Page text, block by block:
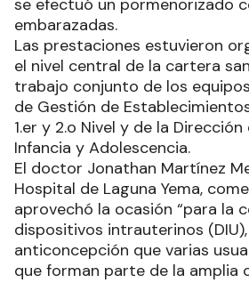
se efectuó un pormenorizado
embarazadas.
Las prestaciones estuvieron
el nivel central de la cartera
trabajo conjunto de los
de Gestión de
1.er y 2.o Nivel y de la
Infancia y Adolescencia.
El doctor Jonathan Martínez
Hospital de Laguna Yema,
aprovechó la ocasión “para la
dispositivos intrauterinos
anticoncepción que varias
que forman parte de la amplia